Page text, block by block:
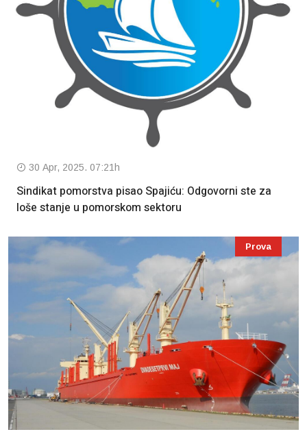
30 Apr, 2025. 07:21h
Sindikat pomorstva pisao Spajiću: Odgovorni ste za
loše stanje u pomorskom sektoru
Prova